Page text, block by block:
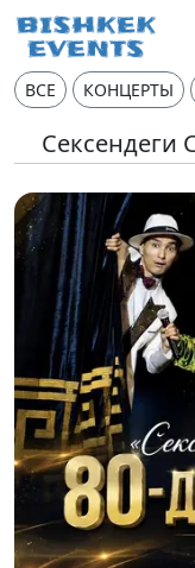
ВСЕ КОНЦЕРТЫ
Сексендеги